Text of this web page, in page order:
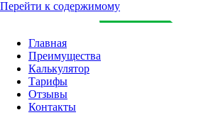
Перейти к содержимому
Главная
Преимущества
Калькулятор
Тарифы
Отзывы
Контакты